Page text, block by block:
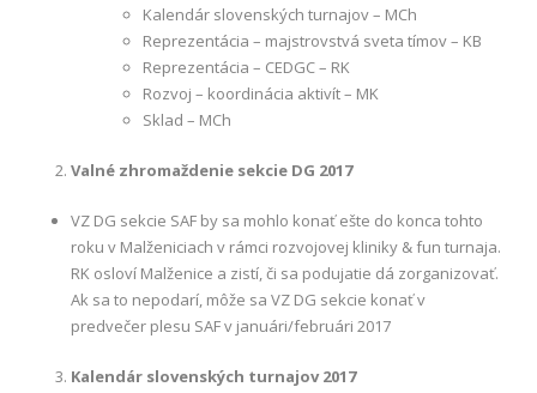
Kalendár slovenských turnajov – MCh
Reprezentácia – majstrovstvá sveta tímov – KB
Reprezentácia – CEDGC – RK
Rozvoj – koordinácia aktivít – MK
Sklad – MCh
Valné zhromaždenie sekcie DG 2017
VZ DG sekcie SAF by sa mohlo konať ešte do konca tohto
roku v Malženiciach v rámci rozvojovej kliniky & fun turnaja.
RK osloví Malženice a zistí, či sa podujatie dá zorganizovať.
Ak sa to nepodarí, môže sa VZ DG sekcie konať v
predvečer plesu SAF v januári/februári 2017
Kalendár slovenských turnajov 2017